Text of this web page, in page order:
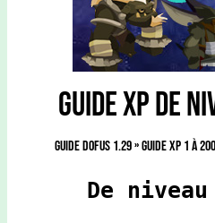
Guide xp de
Guide Dofus 1.29»Guide xp 1 à 200
De